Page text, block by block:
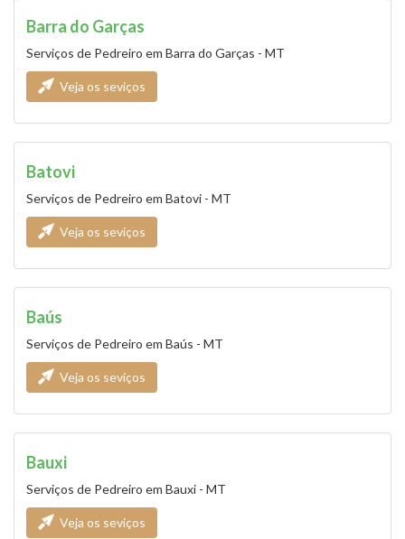
Barra do Garças
Serviços de Pedreiro em Barra do Garças - MT
Veja os seviços
Batovi
Serviços de Pedreiro em Batovi - MT
Veja os seviços
Baús
Serviços de Pedreiro em Baús - MT
Veja os seviços
Bauxi
Serviços de Pedreiro em Bauxi - MT
Veja os seviços